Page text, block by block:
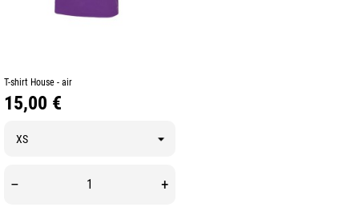
T-shirt House - air
Prix
15,00 €
– +